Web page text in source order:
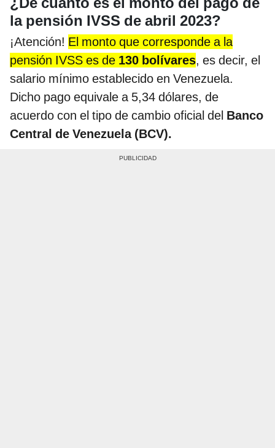
la pensión IVSS de abril 2023?
¡Atención! El monto que corresponde a la
pensión IVSS es de 130 bolívares, es decir, el
salario mínimo establecido en Venezuela.
Dicho pago equivale a 5,34 dólares, de
acuerdo con el tipo de cambio oficial del Banco
Central de Venezuela (BCV).